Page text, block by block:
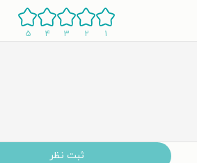
۱ ۲ ۳ ۴ ۵
ثبت نظر